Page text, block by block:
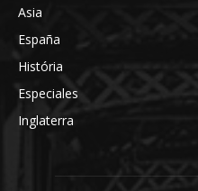
Asia
España
História
Especiales
Inglaterra